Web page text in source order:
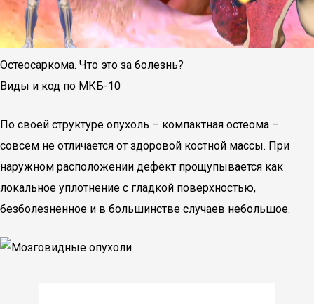
Остеосаркома. Что это за болезнь?
Виды и код по МКБ-10
По своей структуре опухоль – компактная остеома –
совсем не отличается от здоровой костной массы. При
наружном расположении дефект прощупывается как
локальное уплотнение с гладкой поверхностью,
безболезненное и в большинстве случаев небольшое.